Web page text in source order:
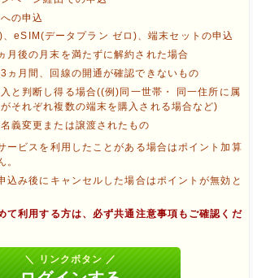
の申込
eSIM(データプラン ゼロ)、端末セットの申込
月後の月末を満たずに解約された場合
ヵ月間、回線の開通が確認できないもの
と判断し得る場合((例)同一世帯・ 同一住所に属
それぞれ複数の端末を購入される場合など)
義変更または譲渡されたもの
ービスを利用したことがある場合はポイント加算
。
込み後にキャンセルした場合はポイントが無効と
て利用する方は、必ず共通注意事項もご確認くだ
キー情報を全て削除してブラウザを再起動
インして「ポイント対象リンク」からポイント